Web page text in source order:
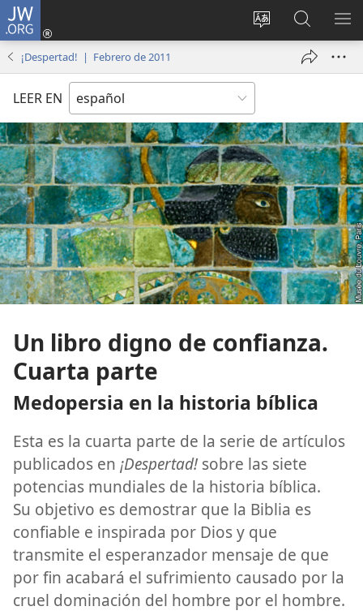
JW.ORG
Cambiar
del sitio
Iniciar
sesión
nueva
en
jw.org
¡Despertad! | Febrero de 2011
LEER EN
Un libro digno de confianza.
Cuarta parte
Medopersia en la historia bíblica
Esta es la cuarta parte de la serie de artículos
publicados en ¡Despertad! sobre las siete
potencias mundiales de la historia bíblica.
Su objetivo es demostrar que la Biblia es
confiable e inspirada por Dios y que
transmite el esperanzador mensaje de que
por fin acabará el sufrimiento causado por la
cruel dominación del hombre por el hombre.